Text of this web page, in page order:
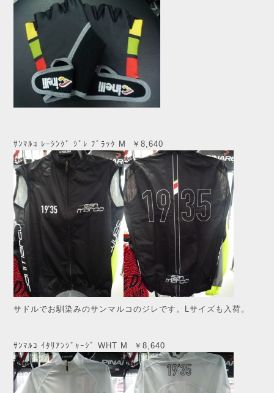
ｻﾝﾏﾙｺ ﾚｰｼﾝｸﾞ ｼﾞﾚ ﾌﾞﾗｯｸ M ￥8,640
サドルでお馴染みのサンマルコのジレです。Lサイズも入荷。
ｻﾝﾏﾙｺ ｲﾀﾘｱﾝｼﾞｬｰｼﾞ WHT M ￥8,640